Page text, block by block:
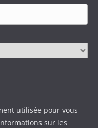
utilisée pour vous
sur les